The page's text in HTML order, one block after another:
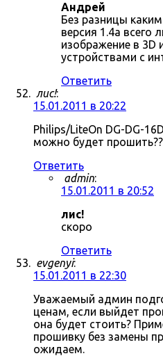
Андрей
Без разницы
версия 1.4a всего
изображение в 3D
устройствами с
Ответить
лис!:
15.01.2011 в 20:22
Philips/LiteOn DG-DG-
можно будет
Ответить
admin:
15.01.2011 в 20:52
лис!
скоро
Ответить
evgenyi:
15.01.2011 в 22:30
Уважаемый админ
ценам, если выйдет
она будет стоить?
прошивку без замены
ожидаем.